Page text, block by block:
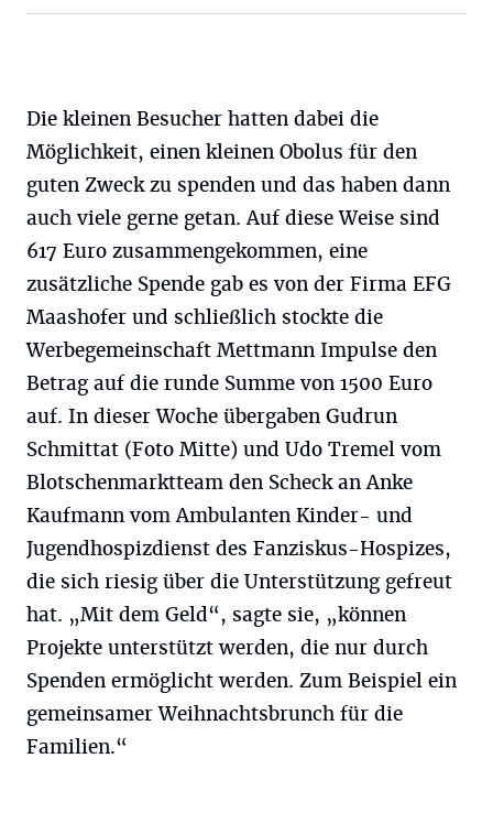
Die kleinen Besucher hatten dabei die
Möglichkeit, einen kleinen Obolus für den
guten Zweck zu spenden und das haben dann
auch viele gerne getan. Auf diese Weise sind
617 Euro zusammengekommen, eine
zusätzliche Spende gab es von der Firma EFG
Maashofer und schließlich stockte die
Werbegemeinschaft Mettmann Impulse den
Betrag auf die runde Summe von 1500 Euro
auf. In dieser Woche übergaben Gudrun
Schmittat (Foto Mitte) und Udo Tremel vom
Blotschenmarktteam den Scheck an Anke
Kaufmann vom Ambulanten Kinder- und
Jugendhospizdienst des Fanziskus-Hospizes,
die sich riesig über die Unterstützung gefreut
hat. „Mit dem Geld“, sagte sie, „können
Projekte unterstützt werden, die nur durch
Spenden ermöglicht werden. Zum Beispiel ein
gemeinsamer Weihnachtsbrunch für die
Familien.“